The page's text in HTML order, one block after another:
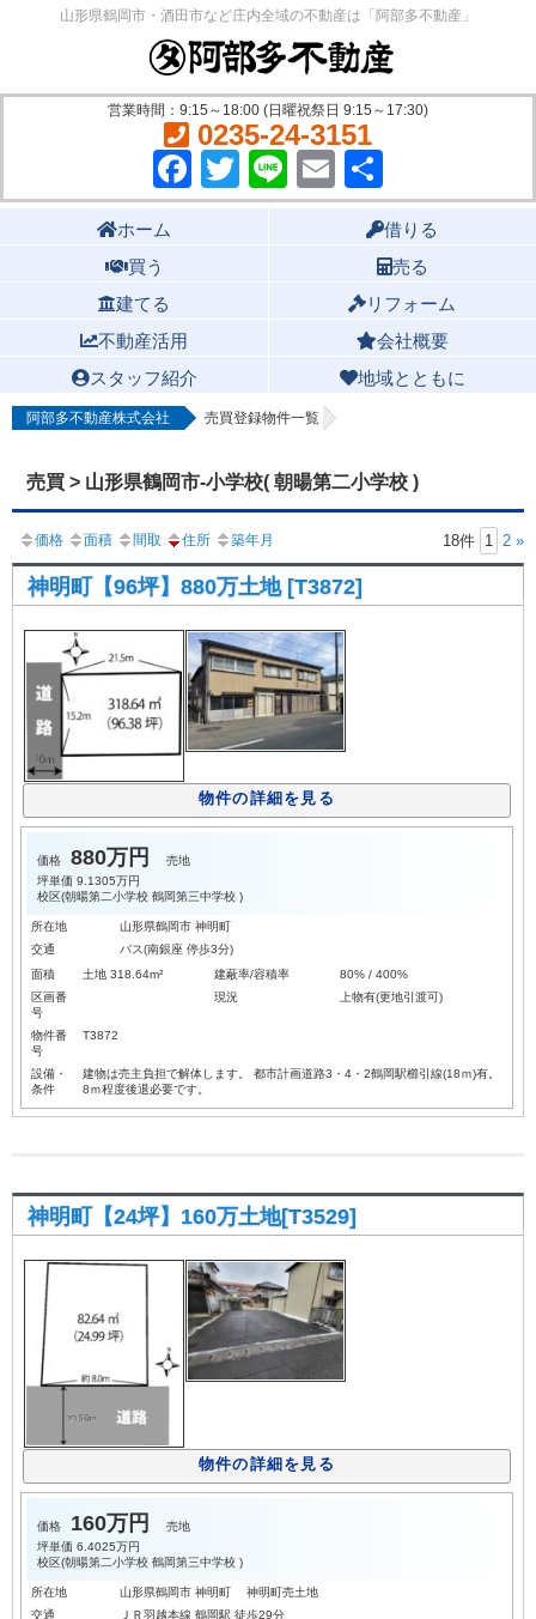
山形県鶴岡市・酒田市など庄内全域の不動産は「阿部多不動産」
営業時間：9:15～18:00 (日曜祝祭日 9:15～17:30)
0235-24-3151
Facebook
Twitter
LineEmail
有
ホーム
借りる
買う
売る
建てる
リフォーム
不動産活用
会社概要
スタッフ紹介
地域とともに
阿部多不動産株式会社 売買登録物件一覧
売買 > 山形県鶴岡市-小学校( 朝暘第二小学校 )
価格 面積 間取 住所 築年月 18件 1 2 »
神明町【96坪】880万土地 [T3872]
物件の詳細を見る
価格 880万円
売地
坪単価 9.1305万円
校区(朝暘第二小学校 鶴岡第三中学校 )
所在地
山形県鶴岡市 神明町
交通
バス(南銀座 停歩3分)
面積
土地 318.64m² 建蔽率/容積率
80% / 400%
区画番
号
現況 上物有(更地引渡可)
物件番
号
T3872
設備・
条件
建物は売主負担で解体します。 都市計画道路3・4・2鶴岡駅櫛引線(18ｍ)有。
8ｍ程度後退必要です。
神明町【24坪】160万土地[T3529]
物件の詳細を見る
価格 160万円
売地
坪単価 6.4025万円
校区(朝暘第二小学校 鶴岡第三中学校 )
所在地
山形県鶴岡市 神明町 神明町売土地
交通
ＪＲ羽越本線 鶴岡駅 徒歩29分